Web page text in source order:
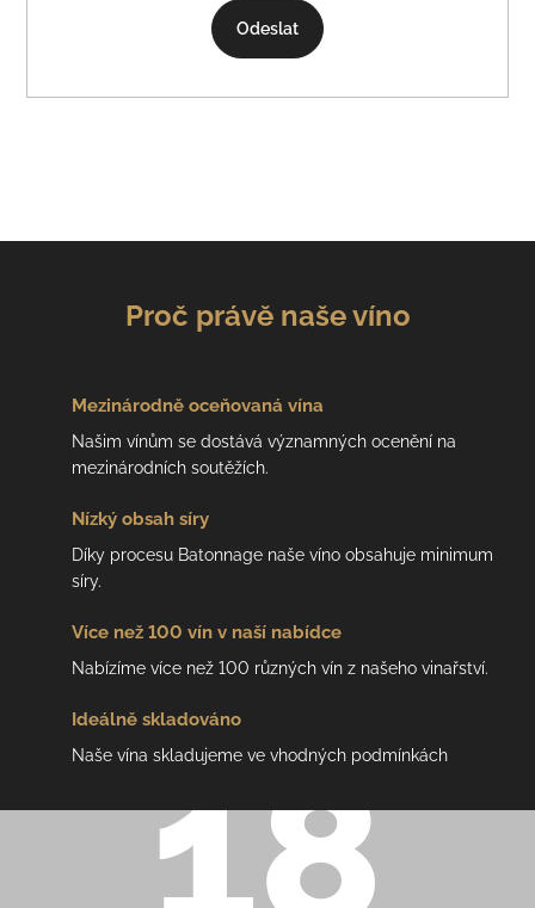
Odeslat
Proč právě naše víno
Mezinárodně oceňovaná vína
Našim vínům se dostává významných ocenění na
mezinárodních soutěžích.
Nízký obsah síry
Díky procesu Batonnage naše víno obsahuje minimum
síry.
Více než 100 vín v naší nabídce
Nabízíme více než 100 různých vín z našeho vinařství.
Ideálně skladováno
Naše vína skladujeme ve vhodných podmínkách